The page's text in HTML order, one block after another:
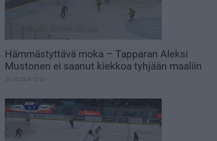
Hämmästyttävä moka – Tapparan Aleksi
Mustonen ei saanut kiekkoa tyhjään maaliin
31.10.2024 12:51